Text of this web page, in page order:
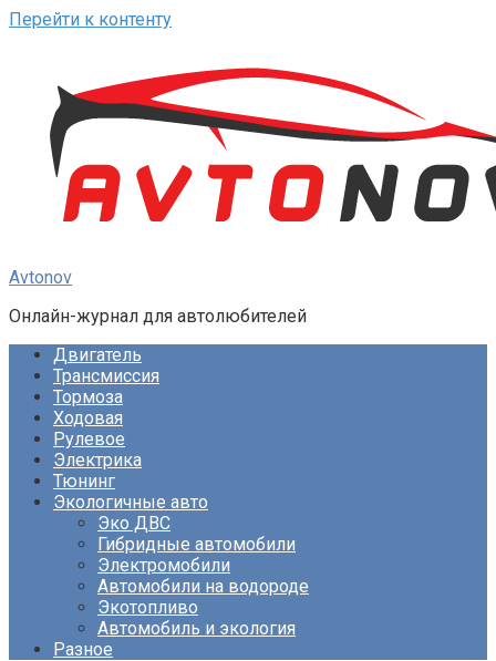
Перейти к контенту
Avtonov
Онлайн-журнал для автолюбителей
Двигатель
Трансмиссия
Тормоза
Ходовая
Рулевое
Электрика
Тюнинг
Экологичные авто
Эко ДВС
Гибридные автомобили
Электромобили
Автомобили на водороде
Экотопливо
Автомобиль и экология
Разное